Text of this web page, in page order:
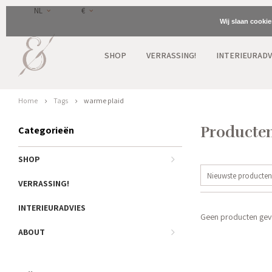
NL €
SHOP VERRASSING!
Home Tags warme plaid
Categorieën
SHOP
VERRASSING!
INTERIEURADVIES
ABOUT
Nieuwste producten
Geen producten
Wij slaan